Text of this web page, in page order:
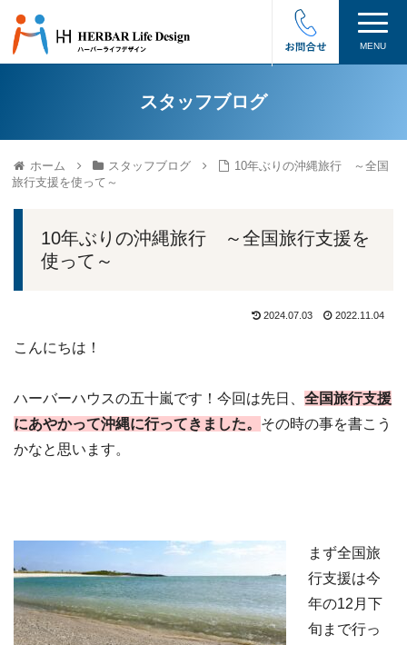
MENU
スタッフブログ
ホーム スタッフブログ
10年ぶりの沖縄旅行 ～全国
旅行支援を使って～
10年ぶりの沖縄旅行 ～全国旅行支援を
使って～
2024.07.03 2022.11.04
こんにちは！
ハーバーハウスの五十嵐です！今回は先日、 全国旅行支援
にあやかって沖縄に行ってきました。 その時の事を書こう
かなと思います。
まず全国旅
行支援は今
年の12月下
旬まで行っ